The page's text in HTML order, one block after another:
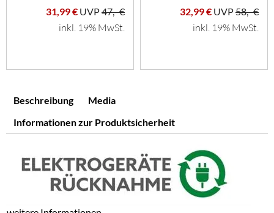
31,99 € UVP47,- €
inkl. 19% MwSt.
32,99 € UVP58,- €
inkl. 19% MwSt.
Beschreibung
Media
Informationen zur Produktsicherheit